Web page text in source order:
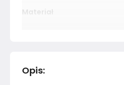
Materiał
Rok produkcji
Opis: